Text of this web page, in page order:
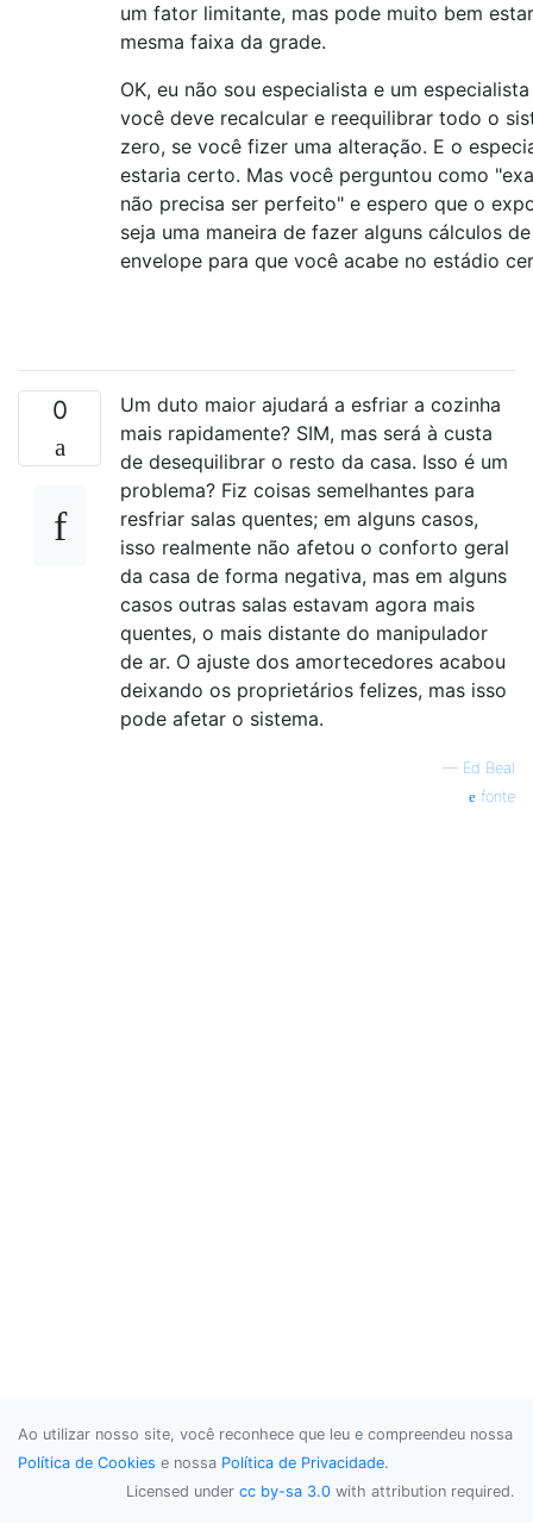
um fator limitante, mas pode muito bem
mesma faixa da grade.
OK, eu não sou especialista e um
você deve recalcular e reequilibrar todo o
zero, se você fizer uma alteração. E o
estaria certo. Mas você perguntou como
não precisa ser perfeito" e espero que o
seja uma maneira de fazer alguns cálculos
envelope para que você acabe no estádio
0
Um duto maior ajudará a esfriar a cozinha
mais rapidamente? SIM, mas será à custa
de desequilibrar o resto da casa. Isso é um
problema? Fiz coisas semelhantes para
resfriar salas quentes; em alguns casos,
isso realmente não afetou o conforto geral
da casa de forma negativa, mas em alguns
casos outras salas estavam agora mais
quentes, o mais distante do manipulador
de ar. O ajuste dos amortecedores acabou
deixando os proprietários felizes, mas isso
pode afetar o sistema.
— Ed Beal
fonte
Ao utilizar nosso site, você reconhece que leu e compreendeu nossa
Política de Cookies e nossa Política de Privacidade.
Licensed under cc by-sa 3.0 with attribution required.